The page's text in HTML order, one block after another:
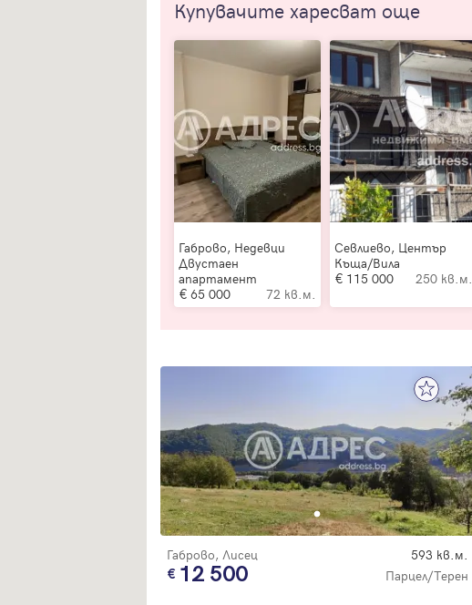
Купувачите харесват още
Габрово, Недевци
Двустаен
апартамент
65 000
72 кв.м.
Севлиево, Център
Къща/Вила
115 000
250 кв.м.
Габрово, Лисец 593 кв.м.
12 500 Парцел/Терен